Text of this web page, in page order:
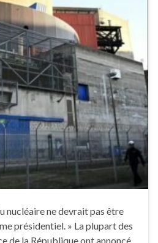
nucléaire ne devrait pas être
présidentiel. » La plupart des
de la République ont annoncé